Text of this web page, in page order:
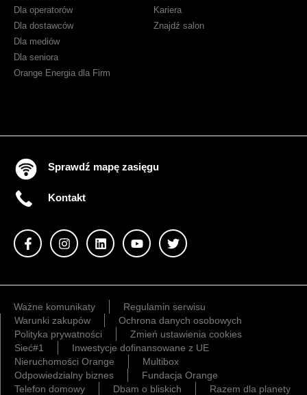
Dla operatorów
Dla dostawców
Dla mediów
Dla seniora
Orange Energia dla Firm
Kariera
Znajdź salon
Sprawdź mapę zasięgu
Kontakt
Ważne komunikaty
Regulamin serwisu
Warunki zakupów
Ochrona danych osobowych
Polityka prywatności
Zmień ustawienia cookies
Sieć#1
Inwestycje dofinansowane z UE
Nieruchomości Orange
Multibox
Odpowiedzialny biznes
Fundacja Orange
Telefon domowy
Dbam o bliskich Razem dla planety